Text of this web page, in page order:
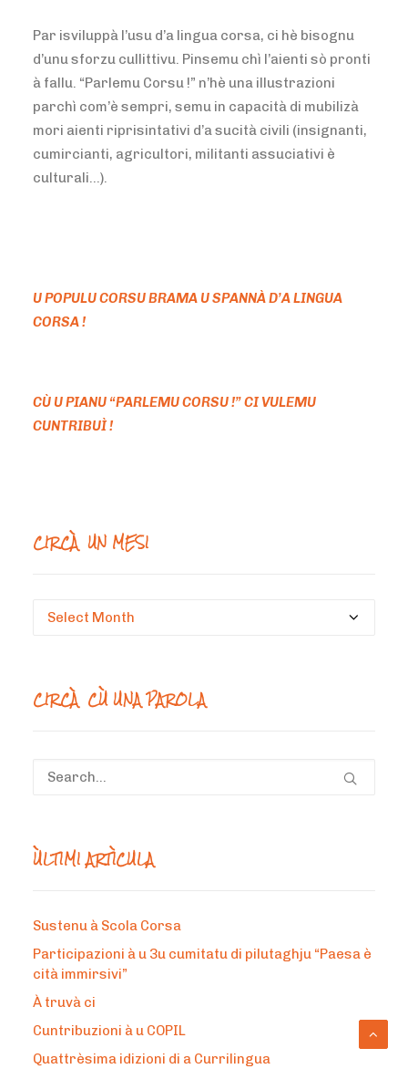
Par isviluppà l’usu d’a lingua corsa, ci hè bisognu
d’unu sforzu cullittivu. Pinsemu chì l’aienti sò pronti
à fallu. “Parlemu Corsu !” n’hè una illustrazioni
parchì com’è sempri, semu in capacità di mubilizà
mori aienti riprisintativi d’a sucità civili (insignanti,
cumircianti, agricultori, militanti assuciativi è
culturali…).
U POPULU CORSU BRAMA U SPANNÀ D’A LINGUA
CORSA !
CÙ U PIANU “PARLEMU CORSU !” CI VULEMU
CUNTRIBUÌ !
CIRCÀ UN MESI
Circà
CIRCÀ CÙ UNA PAROLA
ÙLTIMI ARTÌCULA
Sustenu à Scola Corsa
Participazioni à u 3u cumitatu di pilutaghju “Paesa è
cità immirsivi”
À truvà ci
Cuntribuzioni à u COPIL
Quattrèsima idizioni di a Currilingua